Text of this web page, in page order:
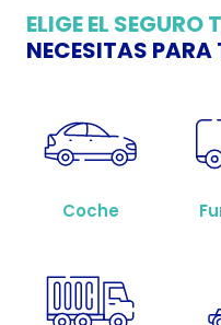
ELIGE EL SEGURO
NECESITAS
Coche